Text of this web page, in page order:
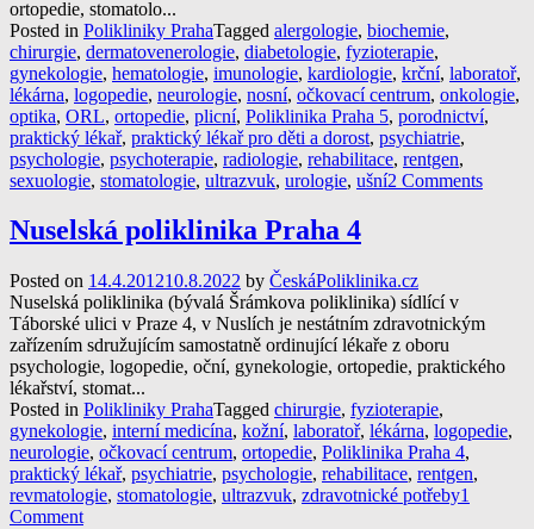
ortopedie, stomatolo...
Posted in Polikliniky PrahaTagged alergologie, biochemie,
chirurgie, dermatovenerologie, diabetologie, fyzioterapie,
gynekologie, hematologie, imunologie, kardiologie, krční, laboratoř,
lékárna, logopedie, neurologie, nosní, očkovací centrum, onkologie,
optika, ORL, ortopedie, plicní, Poliklinika Praha 5, porodnictví,
praktický lékař, praktický lékař pro děti a dorost, psychiatrie,
psychologie, psychoterapie, radiologie, rehabilitace, rentgen,
sexuologie, stomatologie, ultrazvuk, urologie, ušní2 Comments
Nuselská poliklinika Praha 4
Posted on 14.4.201210.8.2022 by ČeskáPoliklinika.cz
Nuselská poliklinika (bývalá Šrámkova poliklinika) sídlící v
Táborské ulici v Praze 4, v Nuslích je nestátním zdravotnickým
zařízením sdružujícím samostatně ordinující lékaře z oboru
psychologie, logopedie, oční, gynekologie, ortopedie, praktického
lékařství, stomat...
Posted in Polikliniky PrahaTagged chirurgie, fyzioterapie,
gynekologie, interní medicína, kožní, laboratoř, lékárna, logopedie,
neurologie, očkovací centrum, ortopedie, Poliklinika Praha 4,
praktický lékař, psychiatrie, psychologie, rehabilitace, rentgen,
revmatologie, stomatologie, ultrazvuk, zdravotnické potřeby1
Comment